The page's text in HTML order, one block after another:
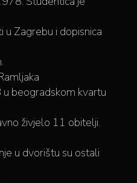
u Zagrebu i dopisnica
u beogradskom kvartu
živjelo 11 obitelji.
u dvorištu su ostali